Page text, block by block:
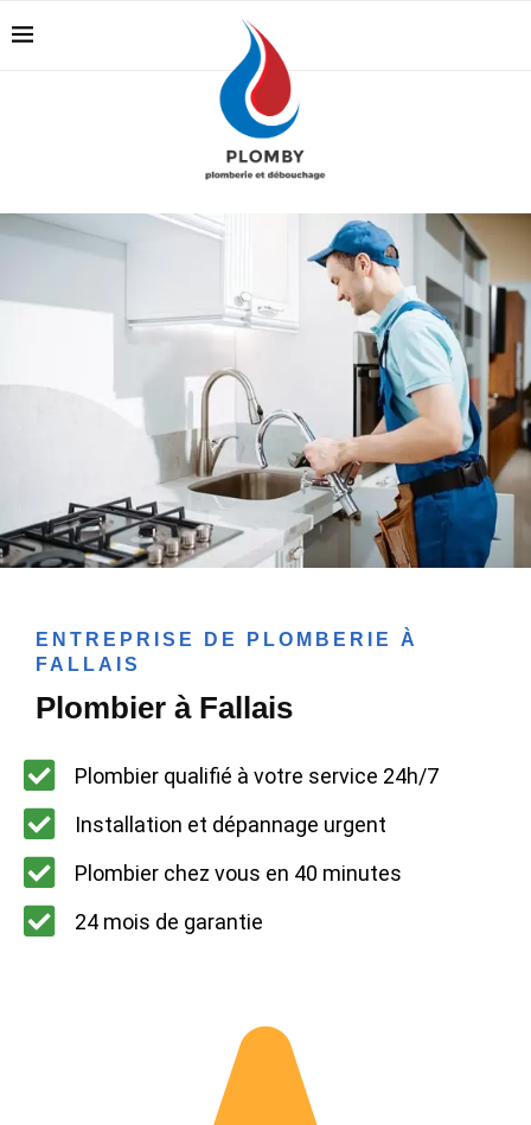
ENTREPRISE DE PLOMBERIE À
FALLAIS
Plombier à Fallais
Plombier qualifié à votre service 24h/7
Installation et dépannage urgent
Plombier chez vous en 40 minutes
24 mois de garantie